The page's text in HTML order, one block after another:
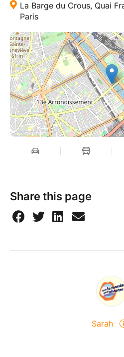
La Barge du Crous, Quai
Paris
Share this page
Sarah